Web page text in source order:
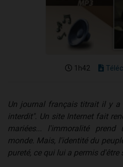
1h42
Un journal français titrait il y a
interdit". Un site Internet fait
mariées... l'immoralité
monde. Mais, l'identité du
pureté, ce qui lui a permis d'être